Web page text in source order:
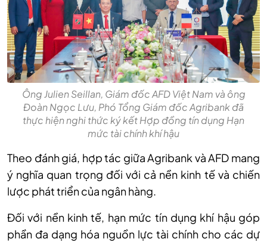
Ông Julien Seillan, Giám đốc AFD Việt Nam và ông
Đoàn Ngọc Lưu, Phó Tổng Giám đốc Agribank đã
thực hiện nghi thức ký kết Hợp đồng tín dụng Hạn
mức tài chính khí hậu
Theo đánh giá, hợp tác giữa Agribank và AFD mang
ý nghĩa quan trọng đối với cả nền kinh tế và chiến
lược phát triển của ngân hàng.
Đối với nền kinh tế, hạn mức tín dụng khí hậu góp
phần đa dạng hóa nguồn lực tài chính cho các dự